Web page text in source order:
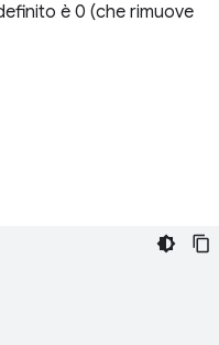
è 0 (che rimuove